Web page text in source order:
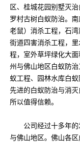
区、桂城花园别墅灭
罗村古树白蚁防治。
老鼠）消杀工程，石
街道四害消杀工程，
程，室外草坪绿化大
州与佛山地区白蚁防
蚁工程、园林水库白
先进的白蚁防治与消灭
所以值得信赖。
公司经过十多年的
与佛山地区。佛山各